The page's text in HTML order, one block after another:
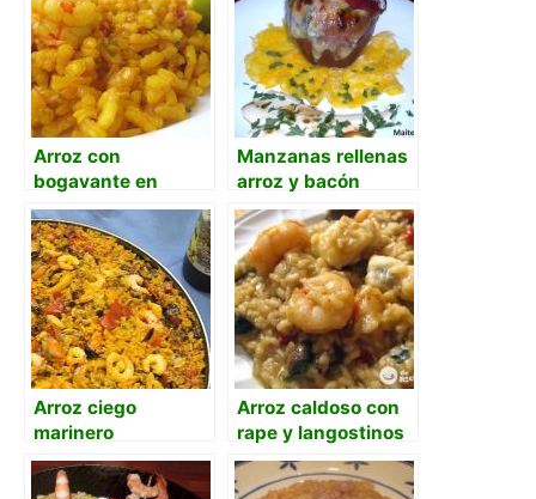
Arroz con
bogavante en
sartén de casa
Manzanas rellenas
arroz y bacón
Arroz ciego
marinero
Arroz caldoso con
rape y langostinos